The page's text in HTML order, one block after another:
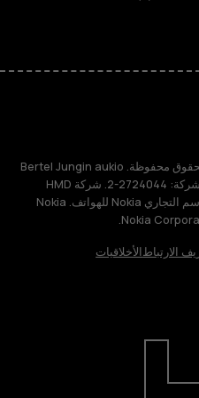
TM و © 2026 HMD Global. جميع الحقوق محفوظة. Bertel Jungin aukio
9, 02600 Espoo, Finland. مُعرِّف الشركة: 2724044-2. شركة HMD
Global Oy حاصلة على ترخيص من الاسم التجاري Nokia للهواتف. Nokia
الارتباطالأخلاقيات